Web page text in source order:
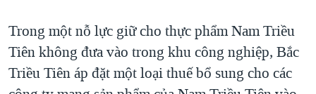
Trong một nỗ lực giữ cho thực phẩm Nam Triều
Tiên không đưa vào trong khu công nghiệp, Bắc
Triều Tiên áp đặt một loại thuế bổ sung cho các